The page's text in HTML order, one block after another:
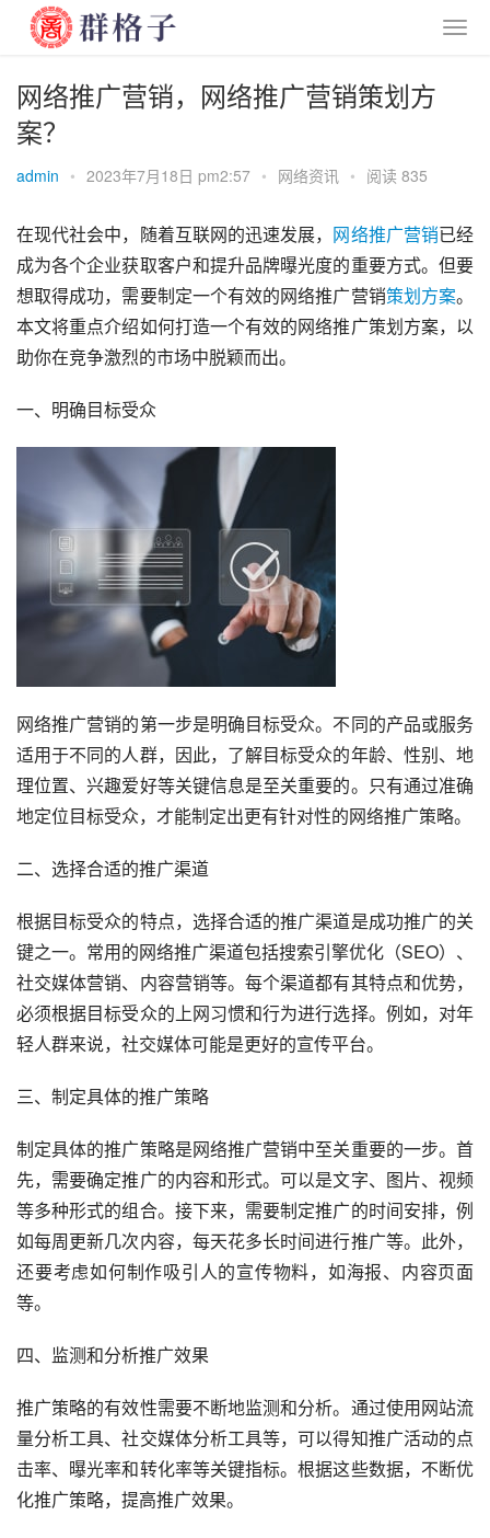
网络推广营销，网络推广营销策划方
案？
admin • 2023年7月18日 pm2:57 • 网络资讯 • 阅读 835
在现代社会中，随着互联网的迅速发展， 网络推广营销已经
成为各个企业获取客户和提升品牌曝光度的重要方式。但要
想取得成功，需要制定一个有效的网络推广营销策划方案。
本文将重点介绍如何打造一个有效的网络推广策划方案，以
助你在竞争激烈的市场中脱颖而出。
一、明确目标受众
网络推广营销的第一步是明确目标受众。不同的产品或服务
适用于不同的人群，因此，了解目标受众的年龄、性别、地
理位置、兴趣爱好等关键信息是至关重要的。只有通过准确
地定位目标受众，才能制定出更有针对性的网络推广策略。
二、选择合适的推广渠道
根据目标受众的特点，选择合适的推广渠道是成功推广的关
键之一。常用的网络推广渠道包括搜索引擎优化（SEO）、
社交媒体营销、内容营销等。每个渠道都有其特点和优势，
必须根据目标受众的上网习惯和行为进行选择。例如，对年
轻人群来说，社交媒体可能是更好的宣传平台。
三、制定具体的推广策略
制定具体的推广策略是网络推广营销中至关重要的一步。首
先，需要确定推广的内容和形式。可以是文字、图片、视频
等多种形式的组合。接下来，需要制定推广的时间安排，例
如每周更新几次内容，每天花多长时间进行推广等。此外，
还要考虑如何制作吸引人的宣传物料，如海报、内容页面
等。
四、监测和分析推广效果
推广策略的有效性需要不断地监测和分析。通过使用网站流
量分析工具、社交媒体分析工具等，可以得知推广活动的点
击率、曝光率和转化率等关键指标。根据这些数据，不断优
化推广策略，提高推广效果。